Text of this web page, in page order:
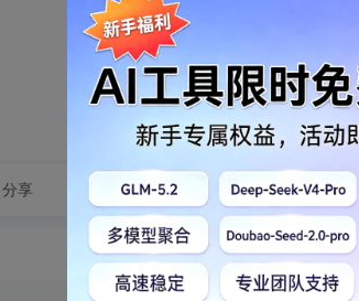
分享 转发到动态 举报